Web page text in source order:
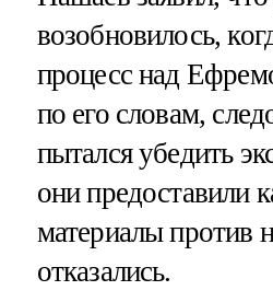
возобновилось,
процесс над
по его словам,
пытался убедить
они предоставили
материалы против
отказались.